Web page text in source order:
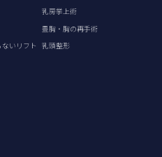
いリフト
乳房挙上術
豊胸・胸の再手術
乳頭整形